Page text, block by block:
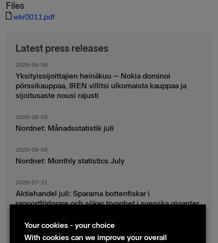
Files
wkr0011.pdf
Latest press releases
2026-08-06
Yksityissijoittajien heinäkuu – Nokia dominoi
pörssikauppaa, IREN villitsi ulkomaista kauppaa ja
sijoitusaste nousi rajusti
2026-08-05
Nordnet: Månadsstatistik juli
2026-08-05
Nordnet: Monthly statistics July
2026-07-31
Aktiehandel juli: Spararna bottenfiskar i
rapportförlorare och söker trygghet i svenska giganter
2026-07-30
Fondsparande juli: Vinsthemtagningar i teknik – men
Your cookies - your choice
With cookies can we improve your overall